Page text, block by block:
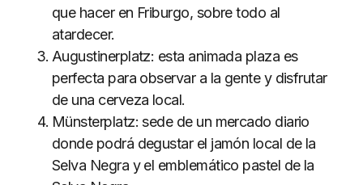
que hacer en Friburgo, sobre todo al
atardecer.
Augustinerplatz: esta animada plaza es
perfecta para observar a la gente y disfrutar
de una cerveza local.
Münsterplatz: sede de un mercado diario
donde podrá degustar el jamón local de la
Selva Negra y el emblemático pastel de la